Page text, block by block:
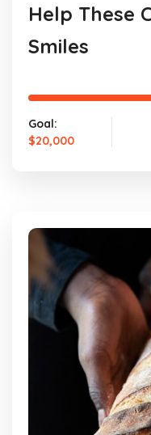
Help These
Smiles
Goal:
$20,000